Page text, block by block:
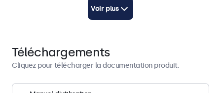
Architecture d’affichage
Voir plus
Téléchargements
Cliquez pour télécharger la documentation produit.